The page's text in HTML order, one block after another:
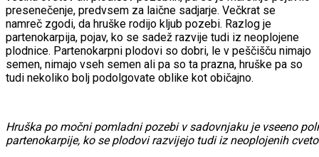
presenečenje, predvsem za laične sadjarje. Večkrat se
namreč zgodi, da hruške rodijo kljub pozebi. Razlog je
partenokarpija, pojav, ko se sadež razvije tudi iz neoplojene
plodnice. Partenokarpni plodovi so dobri, le v peščišču nimajo
semen, nimajo vseh semen ali pa so ta prazna, hruške pa so
tudi nekoliko bolj podolgovate oblike kot običajno.
Hruška po močni pomladni pozebi v sadovnjaku je vseeno
partenokarpije, ko se plodovi razvijejo tudi iz neoplojenih